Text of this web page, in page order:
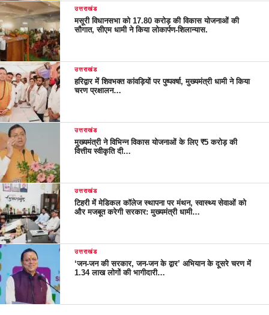
उत्तराखंड
मसूरी विधानसभा को 17.80 करोड़ की विकास योजनाओं की
सौगात, सीएम धामी ने किया लोकार्पण-शिलान्यास.
उत्तराखंड
हरिद्वार में शिवभक्त कांवड़ियों पर पुष्पवर्षा, मुख्यमंत्री धामी ने किया
चरण प्रक्षालन…
उत्तराखंड
मुख्यमंत्री ने विभिन्न विकास योजनाओं के लिए ₹5 करोड़ की
वित्तीय स्वीकृति दी…
उत्तराखंड
टिहरी में मेडिकल कॉलेज स्थापना पर मंथन, स्वास्थ्य सेवाओं को
और मजबूत करेगी सरकार: मुख्यमंत्री धामी…
उत्तराखंड
‘जन-जन की सरकार, जन-जन के द्वार’ अभियान के दूसरे चरण में
1.34 लाख लोगों की भागीदारी…